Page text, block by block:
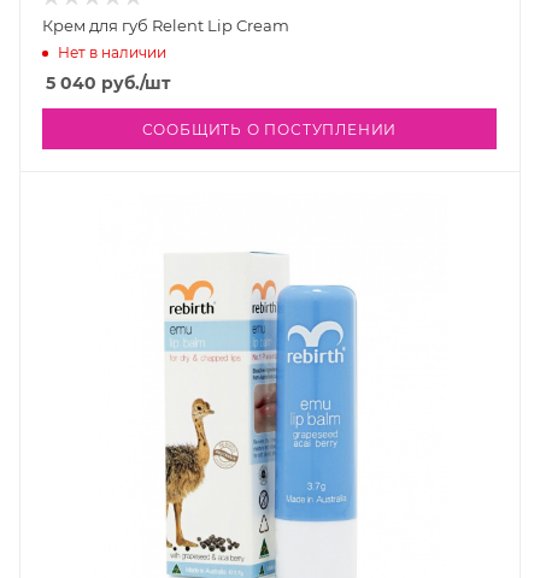
Крем для губ Relent Lip Cream
Нет в наличии
5 040 руб./шт
СООБЩИТЬ О ПОСТУПЛЕНИИ